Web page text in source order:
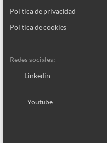
Política de privacidad
Política de cookies
Redes sociales:
Linkedin
Youtube